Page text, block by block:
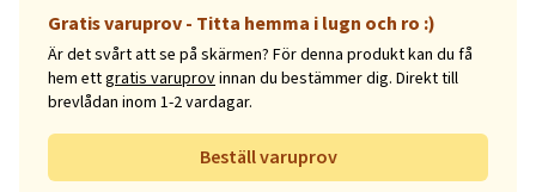
Gratis varuprov - Titta hemma i lugn och ro :)
Är det svårt att se på skärmen? För denna produkt kan du få
hem ettgratis varuprovinnan du bestämmer dig. Direkt till
brevlådan inom 1-2 vardagar.
Beställ varuprov